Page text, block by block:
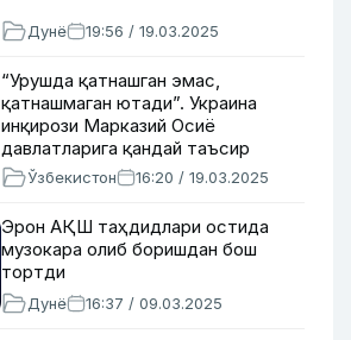
Дунё 19:56 / 19.03.2025
“Урушда қатнашган эмас,
қатнашмаган ютади”. Украина
инқирози Марказий Осиё
давлатларига қандай таъсир
кўрсатди?
Ўзбекистон 16:20 / 19.03.2025
Эрон АҚШ таҳдидлари остида
музокара олиб боришдан бош
тортди
Дунё 16:37 / 09.03.2025